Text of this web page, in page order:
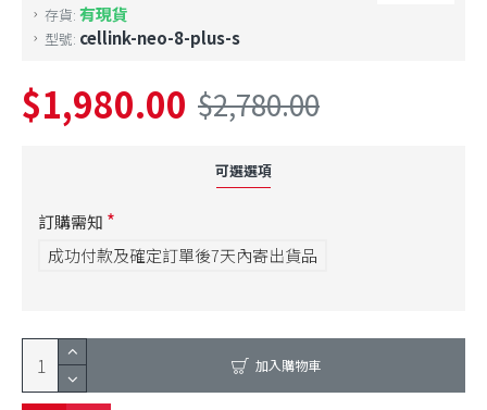
存貨: 有現貨
型號: cellink-neo-8-plus-s
$1,980.00 $2,780.00
可選選項
訂購需知
成功付款及確定訂單後7天內寄出貨品
加入購物車